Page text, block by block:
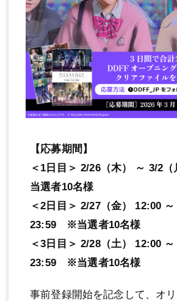
【応募期間】
＜1日目＞ 2/26（木） ～ 3/2
当選者10名様
＜2日目＞ 2/27（金） 12:00 ～
23:59 ※当選者10名様
＜3日目＞ 2/28（土） 12:00 ～
23:59 ※当選者10名様
事前登録開始を記念して、オ